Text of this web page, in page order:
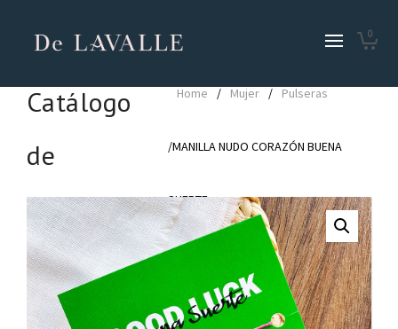
0
Catálogo
de
Productos
Home / Mujer / Pulseras
/MANILLA NUDO CORAZÓN BUENA
SUERTE